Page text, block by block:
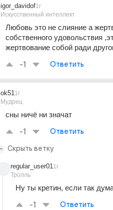
igor_davidof
Искусственный интеллект
1г
Любовь это не слияние а
собственного удовольствия
жертвование собой ради
-1 Ответить
ok51
Мудрец
1г
сны ничё ни значат
-1 Ответить
Скрыть ветку
regular_user01
Тролль
1г
Ну ты кретин, если так
-1 Ответить